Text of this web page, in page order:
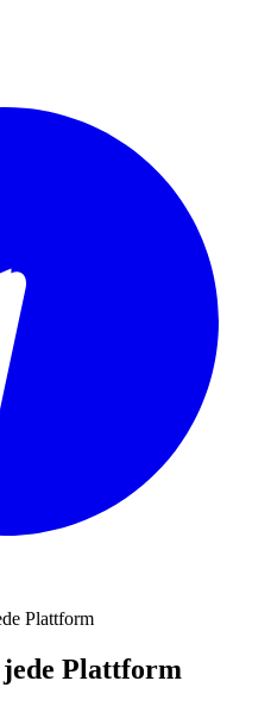
Plattform
Plattform